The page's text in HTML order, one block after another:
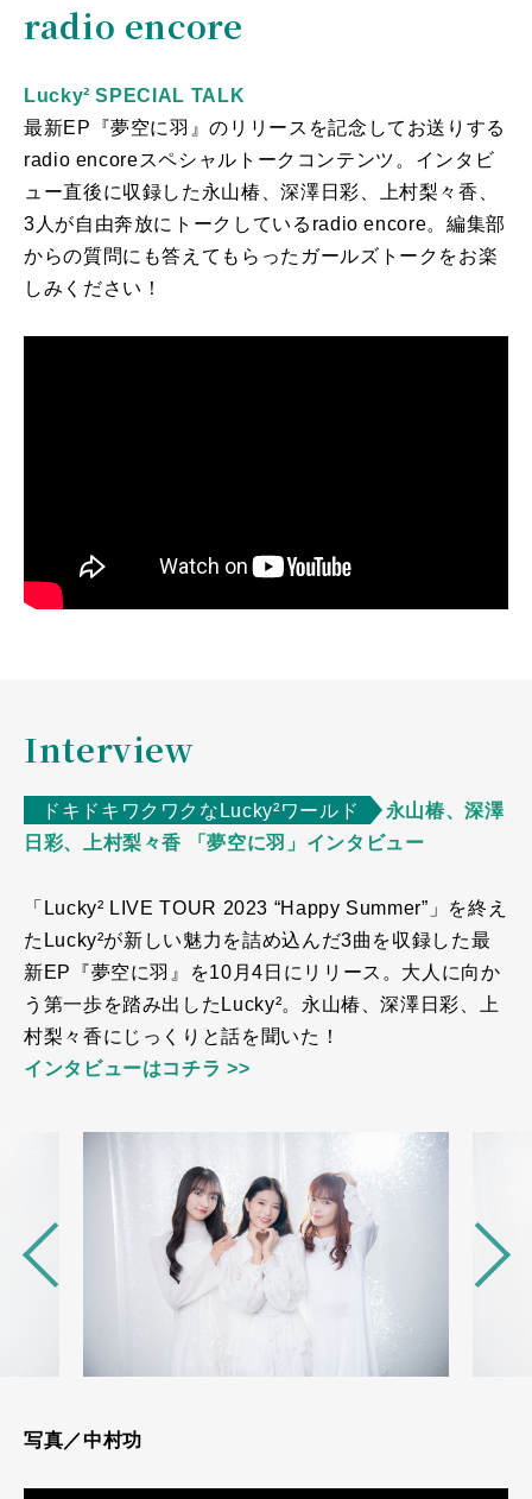
radio encore
Lucky² SPECIAL TALK
最新EP『夢空に羽』のリリースを記念してお送りする
radio encoreスペシャルトークコンテンツ。インタビ
ュー直後に収録した永山椿、深澤日彩、上村梨々香、
3人が自由奔放にトークしているradio encore。 編集部
からの質問にも答えてもらったガールズトークをお楽
しみください！
Interview
ドキドキワクワクなLucky²ワールド
永山椿、深澤
日彩、上村梨々香 「夢空に羽」インタビュー
「Lucky² LIVE TOUR 2023 “Happy Summer”」を終え
たLucky²が新しい魅力を詰め込んだ3曲を収録した最
新EP『夢空に羽』を10月4日にリリース。大人に向か
う第一歩を踏み出したLucky²。永山椿、深澤日彩、上
村梨々香にじっくりと話を聞いた！
インタビューはコチラ >>
写真／中村功